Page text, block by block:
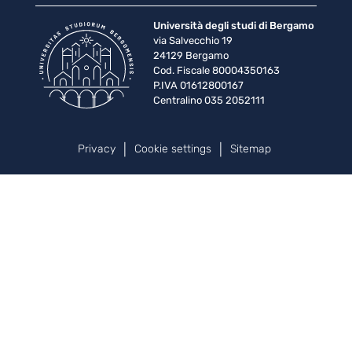
Università degli studi di Bergamo
via Salvecchio 19
24129 Bergamo
Cod. Fiscale 80004350163
P.IVA 01612800167
Centralino 035 2052111
Piè di pagina
Privacy Cookie settings Sitemap